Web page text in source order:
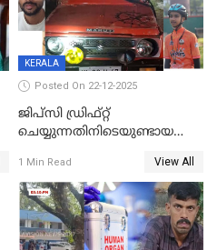
KERALA
Posted On 22-12-2025
ജിപ്സി ഡ്രിഫ്റ്റ്
ചെയ്യുന്നതിനിടെയുണ്ടായ
ദാരുണാന്ത്യം; ജീപ്സി
ഓടിച്ചയാൾ അറസ്റ്റിൽ.
1 Min Read View All